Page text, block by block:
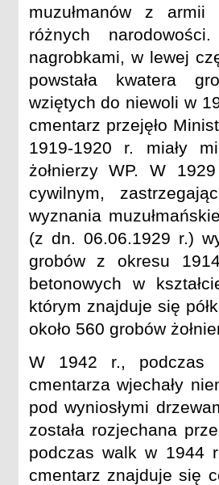
muzułmanów z
różnych
nagrobkami, w lewej
powstała kwatera
wziętych do niewoli w
cmentarz przejęło
1919-1920 r. miały
żołnierzy WP. W
cywilnym,
wyznania
(z dn. 06.06.1929 r.)
grobów z okresu
betonowych w
którym znajduje się
około 560 grobów
W 1942 r., podczas
cmentarza wjechały
pod wyniosłymi
została rozjechana
podczas walk w 1944
cmentarz znajduje się